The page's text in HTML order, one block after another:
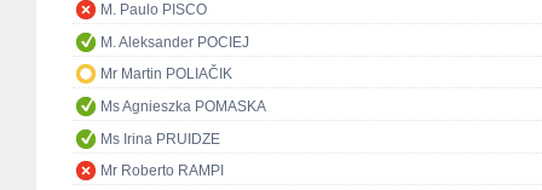
M. Paulo PISCO
M. Aleksander POCIEJ
Mr Martin POLIAČIK
Ms Agnieszka POMASKA
Ms Irina PRUIDZE
Mr Roberto RAMPI